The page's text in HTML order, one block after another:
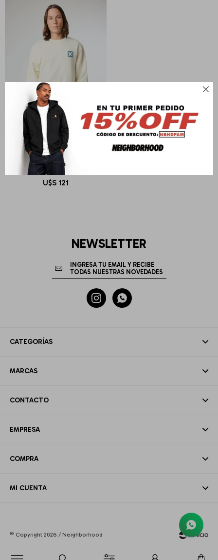

BLUE BANANA
NATURE CREW
U$S 121
CATEGORÍAS
MARCAS
CONTACTO
EMPRESA
COMPRA
MI CUENTA
NEWSLETTER
 
© Copyright 2026 / Neighborhood